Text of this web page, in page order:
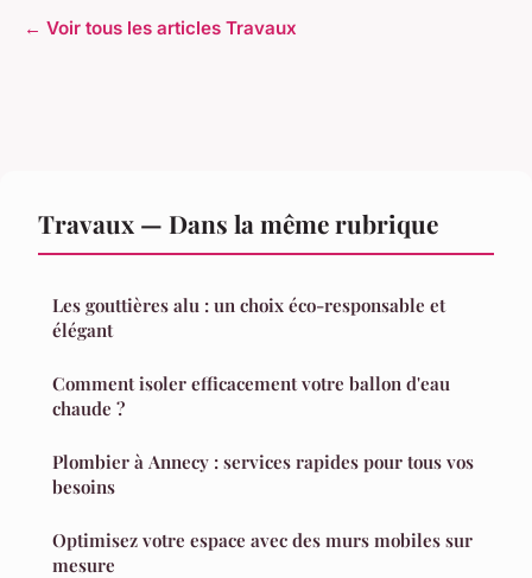
← Voir tous les articles Travaux
Travaux — Dans la même rubrique
Les gouttières alu : un choix éco-responsable et
élégant
Comment isoler efficacement votre ballon d'eau
chaude ?
Plombier à Annecy : services rapides pour tous vos
besoins
Optimisez votre espace avec des murs mobiles sur
mesure